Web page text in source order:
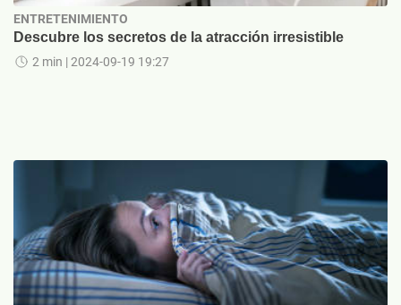
ENTRETENIMIENTO
Descubre los secretos de la atracción irresistible
2 min | 2024-09-19 19:27